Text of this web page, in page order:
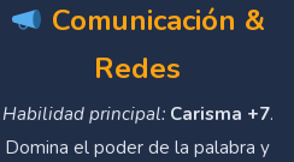
Comunicación &
Redes
Habilidad principal: Carisma +7.
Domina el poder de la palabra y